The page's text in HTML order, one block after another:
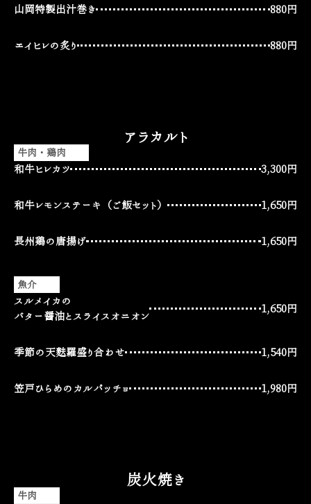
山岡特製出汁巻き 880円
エイヒレの炙り 880円
アラカルト
牛肉・鶏肉
和牛ヒレカツ 3,300円
和牛レモンステーキ（ご飯セット） 1,650円
長州鶏の唐揚げ 1,650円
魚介
スルメイカの
バター醤油とスライスオニオン
1,650円
季節の天麩羅盛り合わせ 1,540円
笠戸ひらめのカルパッチョ 1,980円
炭火焼き
牛肉